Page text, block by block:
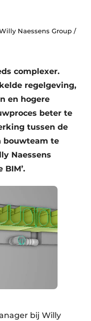
Naessens Group /
complexer.
regelgeving,
en hogere
beter te
tussen de
bouwteam te
Naessens
BIM’.
bij Willy